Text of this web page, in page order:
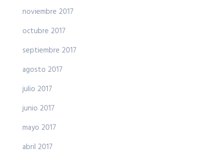
noviembre 2017
octubre 2017
septiembre 2017
agosto 2017
julio 2017
junio 2017
mayo 2017
abril 2017